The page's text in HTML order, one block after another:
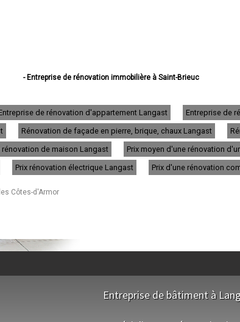
- Entreprise de rénovation immobilière à Saint-Brieuc
- Entreprise de rénovation immobilière à Lamballe
- Entreprise de rénovation immobilière à Ploufragan
- Entreprise de rénovation immobilière à Dinan
- Entreprise de rénovation immobilière à Loudéac
- Entreprise de rénovation immobilière à Paimpol
- Entreprise de rénovation immobilière à Trégueux
- Entreprise de rénovation immobilière à Guingamp
- Entreprise de rénovation immobilière à Perros-Guirec
- Entreprise de rénovation immobilière à Yffiniac
- Entreprise de rénovation immobilière à Plouha
- Entreprise de rénovation immobilière à Hillion
- Entreprise de rénovation immobilière à Pléneuf-Val-André
- Entreprise de rénovation immobilière à Plaintel
de rénovation d'appartement Langast
Entreprise de
Rénovation de façade en pierre, brique, chaux Langast
rénovation de maison Langast
Prix moyen d'une rénovation
Prix rénovation électrique Langast Prix d'une rénovation
Côtes-d'Armor
Entreprise de bâtiment à